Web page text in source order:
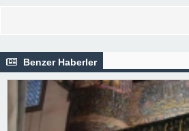
Benzer Haberler